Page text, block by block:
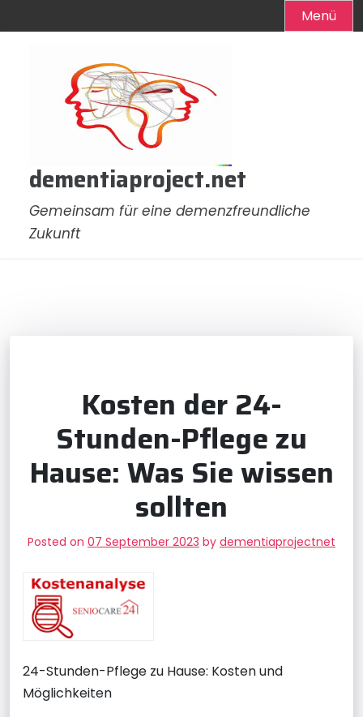
Menü
dementiaproject.net
Gemeinsam für eine demenzfreundliche
Zukunft
Kosten der 24-
Stunden-Pflege zu
Hause: Was Sie wissen
sollten
Posted on 07 September 2023 by dementiaprojectnet
24-Stunden-Pflege zu Hause: Kosten und
Möglichkeiten